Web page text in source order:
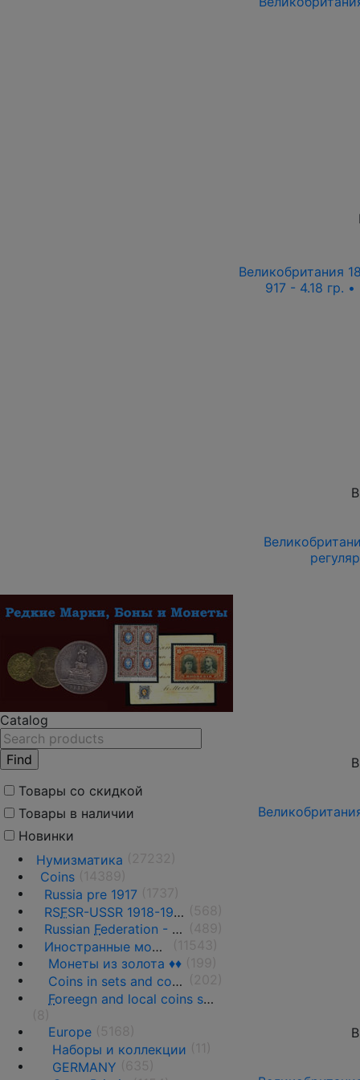
Catalog
Товары со скидкой
Товары в наличии
Новинки
Нумизматика
Coins
Russia pre 1917
RSFSR-USSR 1918-1991
Russian Federation - 1991 - n.d.
Иностранные монеты
Монеты из золота ♦♦
Coins in sets and coins collections
Foreegn and local coins sold in by weight
Europe
Наборы и коллекции
GERMANY
Великобритания
917 - 4.18 гр.